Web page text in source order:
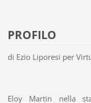
PROFILO
di Ezio Liporesi per
Eloy Martin nella